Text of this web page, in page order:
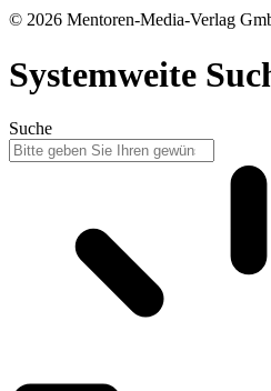
© 2026 Mentoren-Media-Verlag
Systemweite
Suche